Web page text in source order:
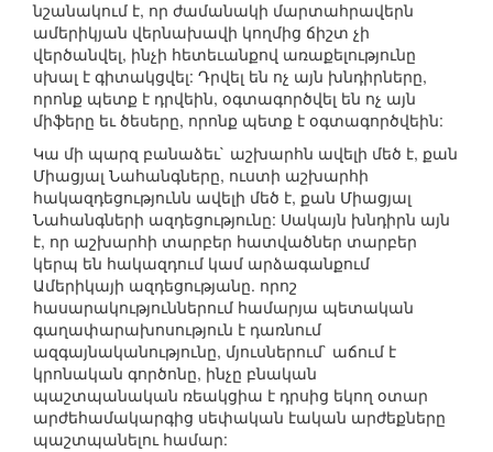
նշանակում է, որ ժամանակի մարտահրավերն
ամերիկյան վերնախավի կողմից ճիշտ չի
վերծանվել, ինչի հետեւանքով առաքելությունը
սխալ է գիտակցվել: Դրվել են ոչ այն խնդիրները,
որոնք պետք է դրվեին, օգտագործվել են ոչ այն
միֆերը եւ ծեսերը, որոնք պետք է օգտագործվեին:
Կա մի պարզ բանաձեւ` աշխարհն ավելի մեծ է, քան
Միացյալ Նահանգները, ուստի աշխարհի
հակազդեցությունն ավելի մեծ է, քան Միացյալ
Նահանգների ազդեցությունը: Սակայն խնդիրն այն
է, որ աշխարհի տարբեր հատվածներ տարբեր
կերպ են հակազդում կամ արձագանքում
Ամերիկայի ազդեցությանը. որոշ
հասարակություններում համարյա պետական
գաղափարախոսություն է դառնում
ազգայնականությունը, մյուսներում` աճում է
կրոնական գործոնը, ինչը բնական
պաշտպանական ռեակցիա է դրսից եկող օտար
արժեհամակարգից սեփական էական արժեքները
պաշտպանելու համար: